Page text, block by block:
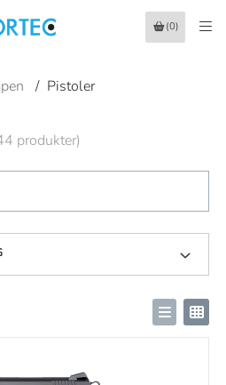
(0)
/ Pistoler
produkter)